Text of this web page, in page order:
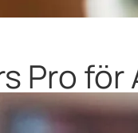
Pro för